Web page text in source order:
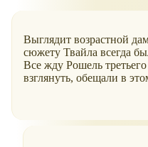
Выглядит возрастной
сюжету Твайла всегда
Все жду Рошель
взглянуть, обещали в